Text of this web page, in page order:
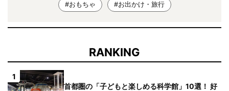
#おもちゃ #お出かけ・旅行
RANKING
1
首都圏の「子どもと楽しめる科学館」10選！ 好